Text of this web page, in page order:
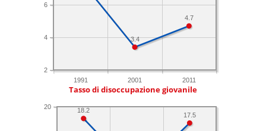
1991 2001 2011
2
4
6
4.7
3.4
Tasso di disoccupazione giovanile
20
17.5
18.2